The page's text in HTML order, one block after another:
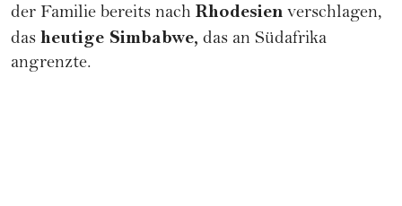
der Familie bereits nach Rhodesien verschlagen,
das heutige Simbabwe, das an Südafrika
angrenzte.